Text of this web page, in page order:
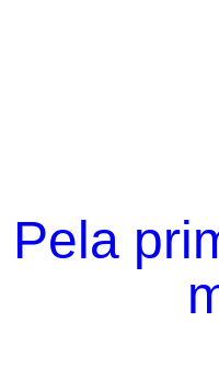
Pela